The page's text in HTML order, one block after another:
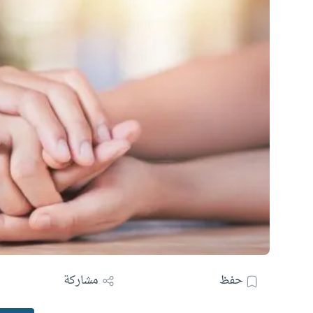
حفظ مشاركة